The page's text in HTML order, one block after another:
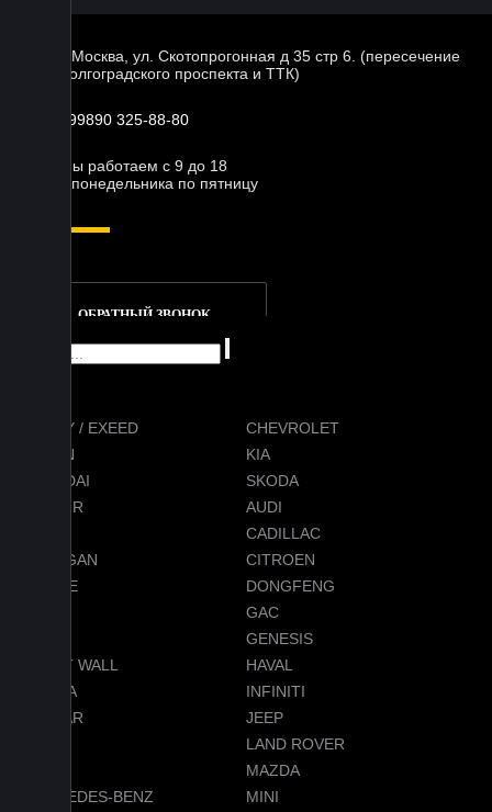
г. Москва, ул. Скотопрогонная д 35 стр 6. (пересечение
Волгоградского проспекта и ТТК)
+99890 325-88-80
Мы работаем с 9 до 18
с понедельника по пятницу
ОБРАТНЫЙ ЗВОНОК
CHERY / EXEED
CHEVROLET
RAVON
KIA
HYUNDAI
SKODA
JETOUR
AUDI
CADILLAC
CHANGAN
CITROEN
DODGE
DONGFENG
GAC
GENESIS
GREAT WALL
HAVAL
HONDA
INFINITI
JAGUAR
JEEP
LAND ROVER
MAZDA
MERCEDES-BENZ
MINI